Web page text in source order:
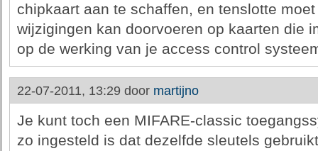
chipkaart aan te schaffen, en tenslotte
wijzigingen kan doorvoeren op kaarten die
op de werking van je access control
22-07-2011, 13:29 door martijno
Je kunt toch een MIFARE-classic
zo ingesteld is dat dezelfde sleutels